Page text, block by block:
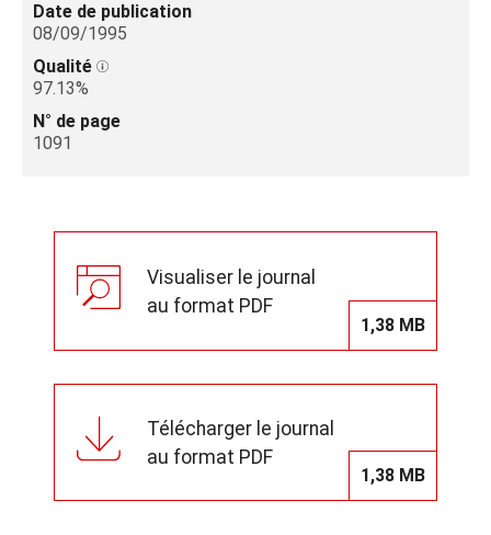
Date de publication
08/09/1995
Qualité
97.13%
N° de page
1091
Visualiser le journal
au format PDF
1,38 MB
Télécharger le journal
au format PDF
1,38 MB